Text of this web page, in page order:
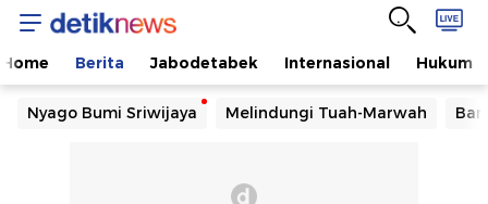
Home Berita Jabodetabek Internasional Hukum
Nyago Bumi Sriwijaya Melindungi Tuah-Marwah